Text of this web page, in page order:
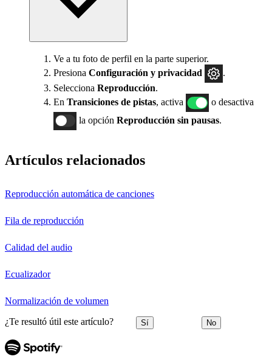
Ve a tu foto de perfil en la parte superior.
Presiona Configuración y privacidad
.
Selecciona Reproducción.
En Transiciones de pistas, activa
o desactiva
la opción Reproducción sin pausas.
Artículos relacionados
Reproducción automática de canciones
Fila de reproducción
Calidad del audio
Ecualizador
Normalización de volumen
¿Te resultó útil este artículo? Sí No